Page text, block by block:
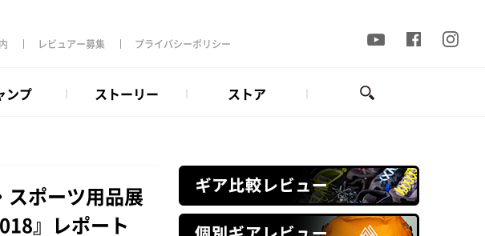
レビュアー募集 プライバシーポリシー
ンプ ストーリー ストア
スポーツ用品展
』レポート